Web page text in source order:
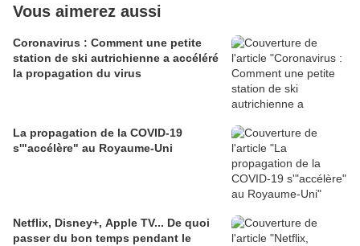
Vous aimerez aussi
Coronavirus : Comment une petite
station de ski autrichienne a accéléré
la propagation du virus
La propagation de la COVID-19
s'"accélère" au Royaume-Uni
Netflix, Disney+, Apple TV... De quoi
passer du bon temps pendant le